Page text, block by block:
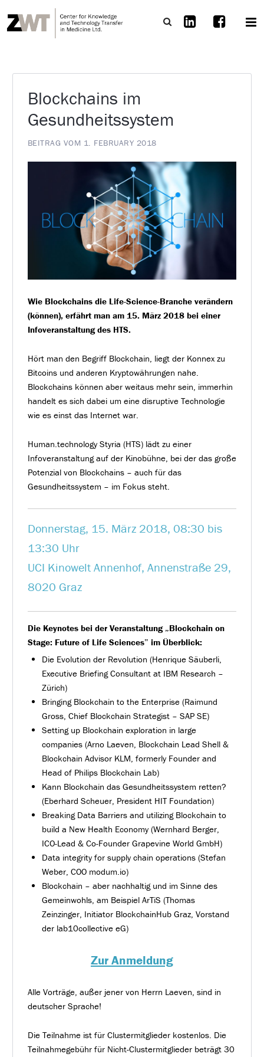
Blockchains im
Gesundheitssystem
BEITRAG VOM 1. FEBRUARY 2018
Wie Blockchains die Life-Science-Branche verändern
(können), erfährt man am 15. März 2018 bei einer
Infoveranstaltung des HTS.
Hört man den Begriff Blockchain, liegt der Konnex zu
Bitcoins und anderen Kryptowährungen nahe.
Blockchains können aber weitaus mehr sein, immerhin
handelt es sich dabei um eine disruptive Technologie
wie es einst das Internet war.
Human.technology Styria (HTS) lädt zu einer
Infoveranstaltung auf der Kinobühne, bei der das große
Potenzial von Blockchains – auch für das
Gesundheitssystem – im Fokus steht.
Donnerstag, 15. März 2018, 08:30 bis
13:30 Uhr
UCI Kinowelt Annenhof, Annenstraße 29,
8020 Graz
Die Keynotes bei der Veranstaltung „Blockchain on
Stage: Future of Life Sciences” im Überblick:
Die Evolution der Revolution (Henrique Säuberli,
Executive Briefing Consultant at IBM Research –
Zürich)
Bringing Blockchain to the Enterprise (Raimund
Gross, Chief Blockchain Strategist – SAP SE)
Setting up Blockchain exploration in large
companies (Arno Laeven, Blockchain Lead Shell &
Blockchain Advisor KLM, formerly Founder and
Head of Philips Blockchain Lab)
Kann Blockchain das Gesundheitssystem retten?
(Eberhard Scheuer, President HIT Foundation)
Breaking Data Barriers and utilizing Blockchain to
build a New Health Economy (Wernhard Berger,
ICO-Lead & Co-Founder Grapevine World GmbH)
Data integrity for supply chain operations (Stefan
Weber, COO modum.io)
Blockchain – aber nachhaltig und im Sinne des
Gemeinwohls, am Beispiel ArTiS (Thomas
Zeinzinger, Initiator BlockchainHub Graz, Vorstand
der lab10collective eG)
Zur Anmeldung
Alle Vorträge, außer jener von Herrn Laeven, sind in
deutscher Sprache!
Die Teilnahme ist für Clustermitglieder kostenlos. Die
Teilnahmegebühr für Nicht-Clustermitglieder beträgt 30